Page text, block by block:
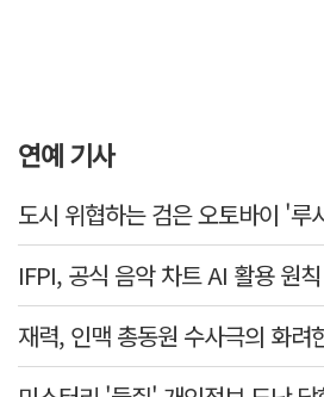
연예 기사
도시 위협하는 검은 오토바이 '루
IFPI, 공식 음악 차트 AI 활용 원
재력, 인맥 총동원 수사극의 화려